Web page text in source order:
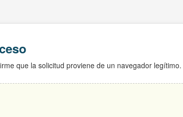
que la solicitud proviene de un navegador legítimo.